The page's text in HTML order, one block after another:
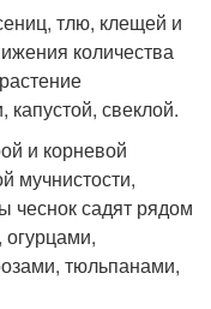
тлю, клещей и
количества
свеклой.
и корневой
мучнистости,
чеснок садят рядом
тюльпанами,